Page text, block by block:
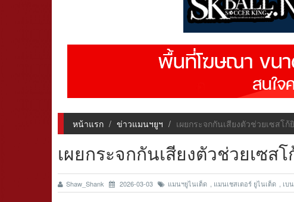
หน้าแรก ข่าวแมนฯยูฯ เผยกระจกกันเสียงตัวช่วยเซสโก้
เผยกระจกกันเสียงตัวช่วยเซส
Shaw_Shank 2026-03-03 แมนฯยูไนเต็ด แมนเชสเตอร์ ยูไนเต็ด เบ